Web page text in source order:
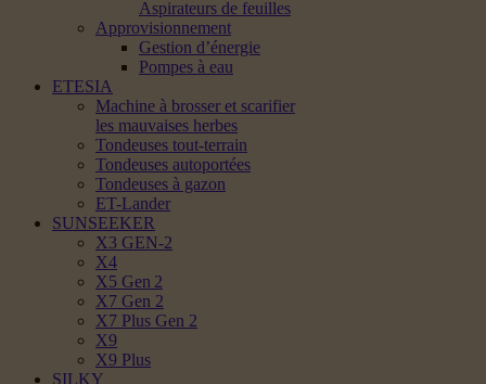
Aspirateurs de feuilles
Approvisionnement
Gestion d’énergie
Pompes à eau
ETESIA
Machine à brosser et scarifier
les mauvaises herbes
Tondeuses tout-terrain
Tondeuses autoportées
Tondeuses à gazon
ET-Lander
SUNSEEKER
X3 GEN-2
X4
X5 Gen 2
X7 Gen 2
X7 Plus Gen 2
X9
X9 Plus
SILKY